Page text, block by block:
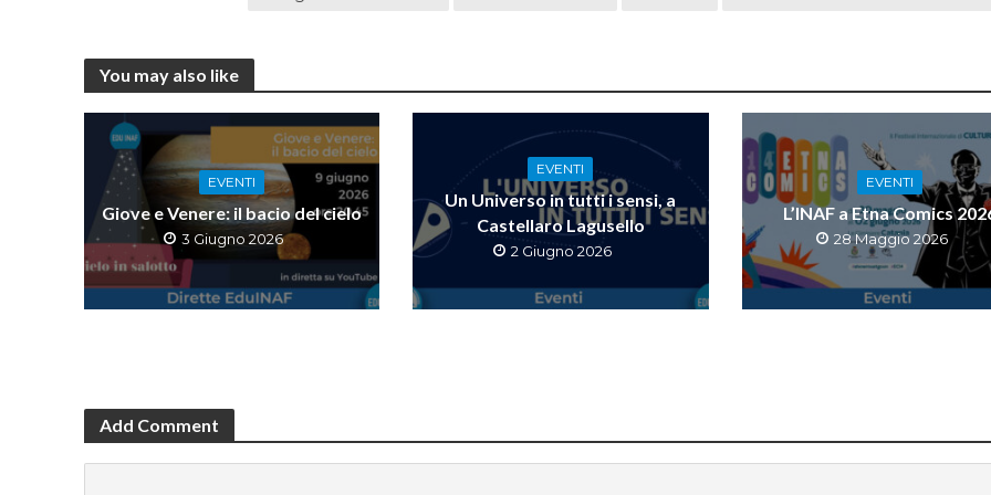
You may also like
EVENTI
Giove e Venere: il bacio del cielo
3 Giugno 2026
EVENTI
Un Universo in tutti i sensi, a
Castellaro Lagusello
2 Giugno 2026
EVENTI
L’INAF a Etna Comics
28 Maggio 2026
Add Comment